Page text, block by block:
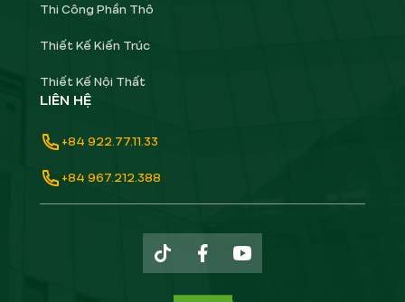
Thi Công Phần Thô
Thiết Kế Kiến Trúc
Thiết Kế Nội Thất
LIÊN HỆ
+84 922.77.11.33
+84 967.212.388